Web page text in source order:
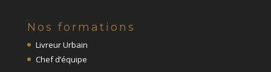
Nos formations
Livreur Urbain
Chef d’équipe